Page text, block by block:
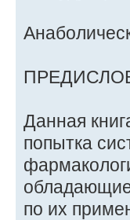
Данная
попытка
обладающие
по их